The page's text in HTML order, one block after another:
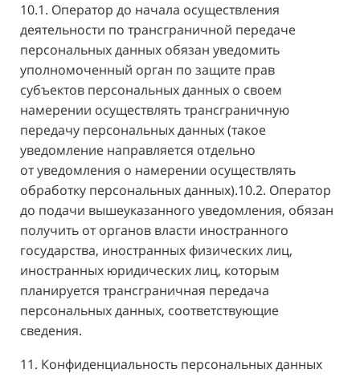
10.1. Оператор до начала осуществления
деятельности по трансграничной передаче
персональных данных обязан уведомить
уполномоченный орган по защите прав
субъектов персональных данных о своем
намерении осуществлять трансграничную
передачу персональных данных (такое
уведомление направляется отдельно
от уведомления о намерении осуществлять
обработку персональных данных).10.2. Оператор
до подачи вышеуказанного уведомления, обязан
получить от органов власти иностранного
государства, иностранных физических лиц,
иностранных юридических лиц, которым
планируется трансграничная передача
персональных данных, соответствующие
сведения.
11. Конфиденциальность персональных данных